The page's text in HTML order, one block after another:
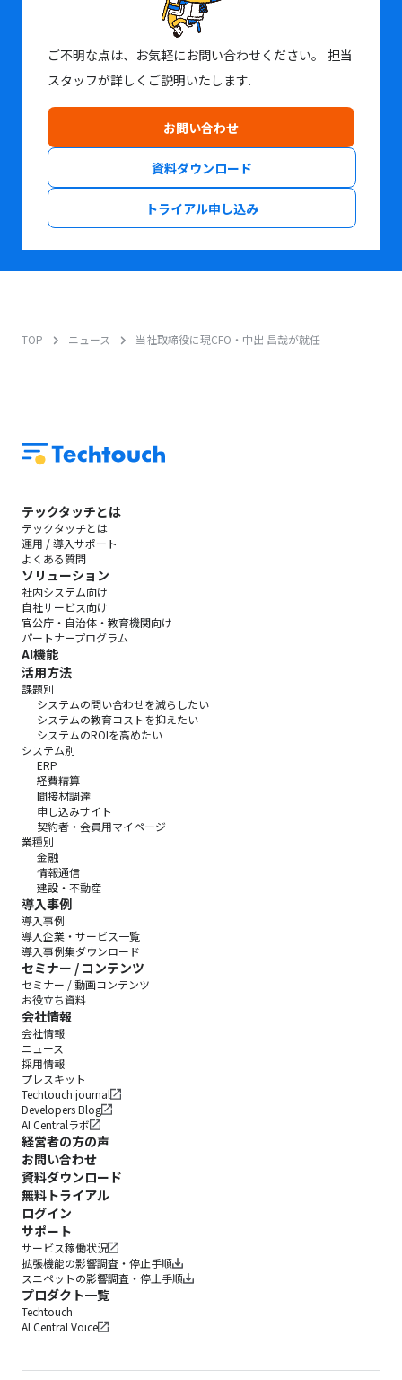
ご不明な点は、お気軽にお問い合わせください。
担当
スタッフが詳しくご説明いたします.
お問い合わせ
資料ダウンロード
トライアル申し込み
TOP ニュース 当社取締役に現CFO・中出 昌哉が就任
テックタッチとは
テックタッチとは
運用 / 導入サポート
よくある質問
ソリューション
社内システム向け
自社サービス向け
官公庁・自治体・教育機関向け
パートナープログラム
AI機能
活用方法
課題別
システムの問い合わせを減らしたい
システムの教育コストを抑えたい
システムのROIを高めたい
システム別
ERP
経費精算
間接材調達
申し込みサイト
契約者・会員用マイページ
業種別
金融
情報通信
建設・不動産
導入事例
導入事例
導入企業・サービス一覧
導入事例集ダウンロード
セミナー / コンテンツ
セミナー / 動画コンテンツ
お役立ち資料
会社情報
会社情報
ニュース
採用情報
プレスキット
Techtouch journal
Developers Blog
AI Centralラボ
経営者の方の声
お問い合わせ
資料ダウンロード
無料トライアル
ログイン
サポート
サービス稼働状況
拡張機能の影響調査・停止手順
スニペットの影響調査・停止手順
プロダクト一覧
Techtouch
AI Central Voice